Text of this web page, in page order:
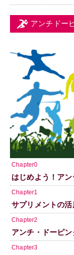
アンチドー
Chapter0
はじめよう！ア
Chapter1
サプリメントの活
Chapter2
アンチ・ドーピ
Chapter3